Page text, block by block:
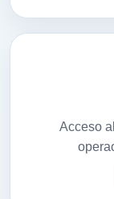
Acceso